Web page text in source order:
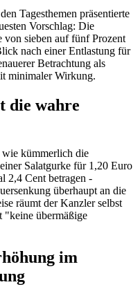
Tagesthemen präsentierte
Vorschlag: Die
von sieben auf fünf Prozent
nach einer Entlastung für
Betrachtung als
minimaler Wirkung.
die wahre
kümmerlich die
Salatgurke für 1,20 Euro
2,4 Cent betragen -
überhaupt an die
räumt der Kanzler selbst
"keine übermäßige
im